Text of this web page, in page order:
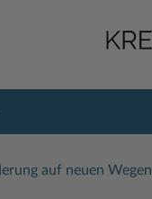
auf neuen Wegen